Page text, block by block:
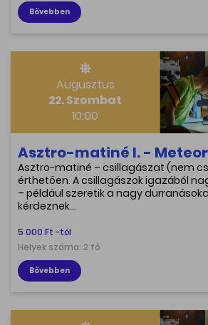
Bővebben
Augusztus
22. Szombat
10:00
Asztro-matiné I. -
Asztro-matiné – csillagászat (nem
érthetően. A csillagászok igazából
– például szeretik a nagy
kérdeznek…
5 000 Ft -tól
Helyek száma: 2 fő
Bővebben